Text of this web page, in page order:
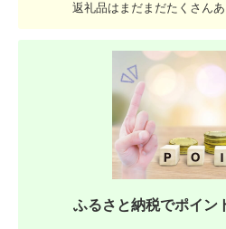
返礼品はまだまだたくさんあ
ふるさと納税でポイン